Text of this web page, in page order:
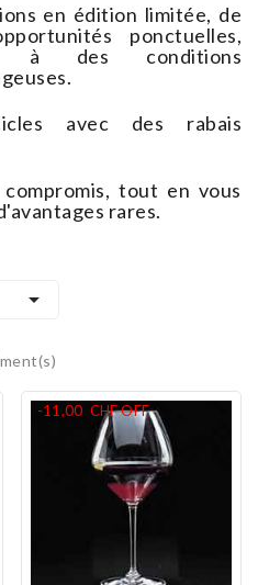
en édition limitée, de
ponctuelles,
à des conditions
avec des rabais
tout en vous
rares.

-11,00 CHFOFF